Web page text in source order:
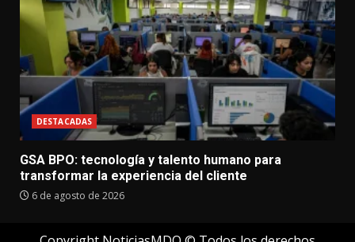
DESTACADAS
GSA BPO: tecnología y talento humano para
transformar la experiencia del cliente
6 de agosto de 2026